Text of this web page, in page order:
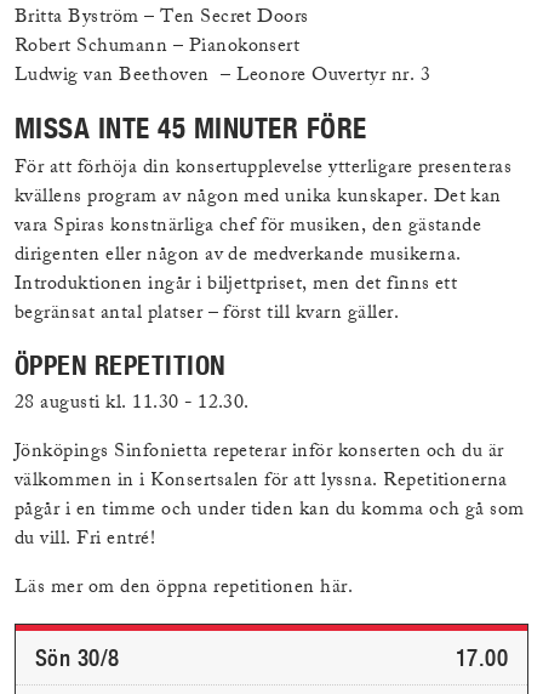
Britta Byström – Ten Secret Doors
Robert Schumann – Pianokonsert
Ludwig van Beethoven – Leonore Ouvertyr nr. 3
MISSA INTE 45 MINUTER FÖRE
För att förhöja din konsertupplevelse ytterligare presenteras
kvällens program av någon med unika kunskaper. Det kan
vara Spiras konstnärliga chef för musiken, den gästande
dirigenten eller någon av de medverkande musikerna.
Introduktionen ingår i biljettpriset, men det finns ett
begränsat antal platser – först till kvarn gäller.
ÖPPEN REPETITION
28 augusti kl. 11.30 - 12.30.
Jönköpings Sinfonietta repeterar inför konserten och du är
välkommen in i Konsertsalen för att lyssna. Repetitionerna
pågår i en timme och under tiden kan du komma och gå som
du vill. Fri entré!
Läs mer om den öppna repetitionen här.
Sön 30/8 17.00